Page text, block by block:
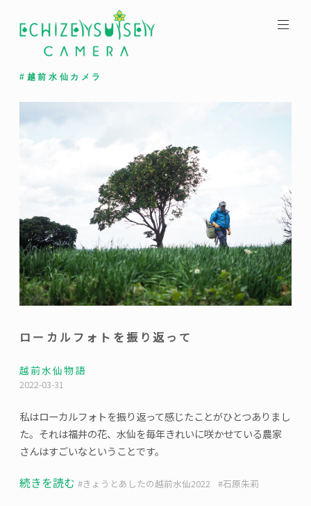
ン
テ
ツ
ス
キ
ッ
#越前水仙カメラ
ローカルフォトを振り返って
越前水仙物語
2022-03-31
私はローカルフォトを振り返って感じたことがひとつありまし
た。それは福井の花、水仙を毎年きれいに咲かせている農家
さんはすごいなということです。
続きを読む“ロ
きょうとあしたの越前水仙2022 石原朱莉